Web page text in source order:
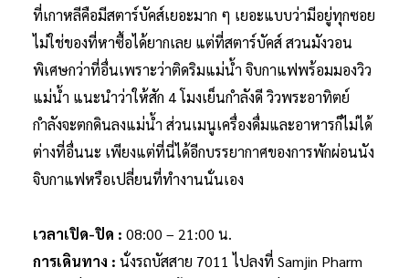
ที่เกาหลีคือมีสตาร์บัคส์เยอะมาก ๆ เยอะแบบว่ามีอยู่ทุกซอย
ไม่ใช่ของที่หาซื้อได้ยากเลย แต่ที่สตาร์บัคส์ สวนมังวอน
พิเศษกว่าที่อื่นเพราะว่าติดริมแม่น้ำ จิบกาแฟพร้อมมองวิว
แม่น้ำ แนะนำว่าให้สัก 4 โมงเย็นกำลังดี วิวพระอาทิตย์
กำลังจะตกดินลงแม่น้ำ ส่วนเมนูเครื่องดื่มและอาหารก็ไม่ได้
ต่างที่อื่นนะ เพียงแต่ที่นี่ได้อีกบรรยากาศของการพักผ่อนนัง
จิบกาแฟหรือเปลี่ยนที่ทำงานนั่นเอง
เวลาเปิด-ปิด : 08:00 – 21:00 น.
การเดินทาง : นั่งรถบัสสาย 7011 ไปลงที่ Samjin Pharm